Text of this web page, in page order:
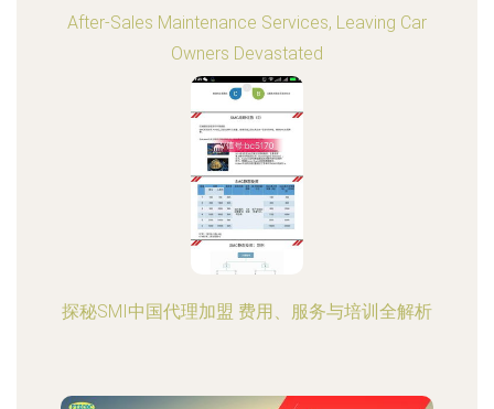
After-Sales Maintenance Services, Leaving Car
Owners Devastated
探秘SMI中国代理加盟 费用、服务与培训全解析